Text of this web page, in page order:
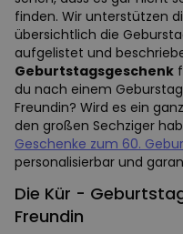
finden. Wir unterstützen
übersichtlich die
aufgelistet und
Geburtstagsgeschenk
du nach einem
Freundin? Wird es ein
den großen Sechziger
Geschenke zum 60.
personalisierbar und
Die Kür -
Freundin